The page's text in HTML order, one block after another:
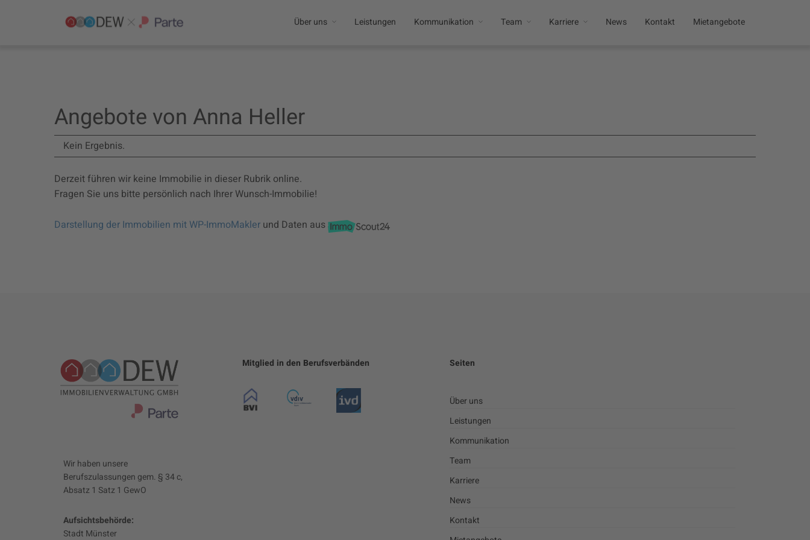
Über uns Leistungen Kommunikation Team Karriere News Kontakt Mietangebote
Angebote von Anna Heller
Kein Ergebnis.
Derzeit führen wir keine Immobilie in dieser Rubrik online.
Fragen Sie uns bitte persönlich nach Ihrer Wunsch-Immobilie!
Darstellung der Immobilien mit WP-ImmoMakler und Daten aus
Wir haben unsere
Berufszulassungen gem. § 34 c,
Absatz 1 Satz 1 GewO
Aufsichtsbehörde:
Stadt Münster
Mitglied in den Berufsverbänden Seiten
Über uns
Leistungen
Kommunikation
Team
Karriere
News
Kontakt